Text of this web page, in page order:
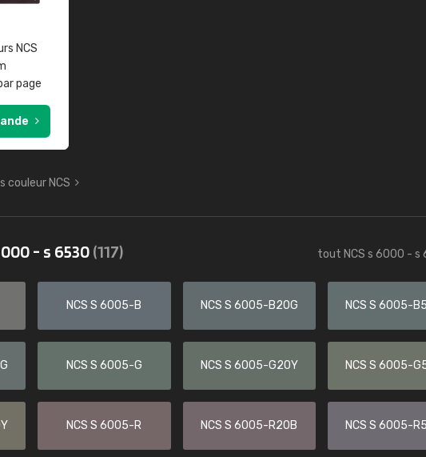
NCS
page
couleur NCS
- s 6530(117) tout NCS s 6000 - s
NCS S 6005-B NCS S 6005-B20G NCS S 6005-
NCS S 6005-G NCS S 6005-G20Y NCS S 6005-
NCS S 6005-R NCS S 6005-R20B NCS S 6005-